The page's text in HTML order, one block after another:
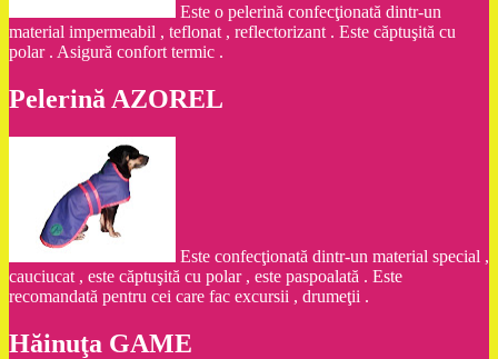
Este o pelerină confecţionată dintr-un
material impermeabil , teflonat , reflectorizant . Este căptuşită cu
polar . Asigură confort termic .
Pelerină AZOREL
Este confecţionată dintr-un material special ,
cauciucat , este căptuşită cu polar , este paspoalată . Este
recomandată pentru cei care fac excursii , drumeţii .
Hăinuţa GAME